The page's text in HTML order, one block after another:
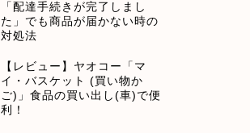
「配達手続きが完了しまし
た」でも商品が届かない時の
対処法
【レビュー】ヤオコー「マ
イ・バスケット (買い物か
ご)」食品の買い出し(車)で便
利！